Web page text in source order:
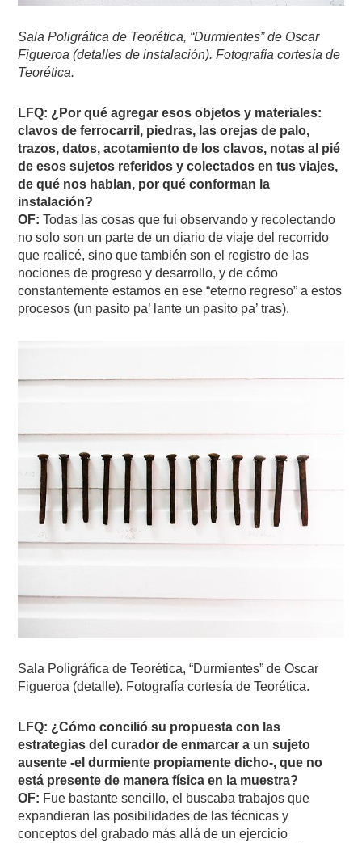
Sala Poligráfica de Teorética, “Durmientes” de Oscar
Figueroa (detalles de instalación). Fotografía cortesía de
Teorética.
LFQ: ¿Por qué agregar esos objetos y materiales:
clavos de ferrocarril, piedras, las orejas de palo,
trazos, datos, acotamiento de los clavos, notas al pié
de esos sujetos referidos y colectados en tus viajes,
de qué nos hablan, por qué conforman la
instalación?
OF:Todas las cosas que fui observando y recolectando
no solo son un parte de un diario de viaje del recorrido
que realicé, sino que también son el registro de las
nociones de progreso y desarrollo, y de cómo
constantemente estamos en ese “eterno regreso” a estos
procesos (un pasito pa’ lante un pasito pa’ tras).
Sala Poligráfica de Teorética, “Durmientes” de Oscar
Figueroa (detalle). Fotografía cortesía de Teorética.
LFQ: ¿Cómo concilió su propuesta con las
estrategias del curador de enmarcar a un sujeto
ausente -el durmiente propiamente dicho-, que no
está presente de manera física en la muestra?
OF: Fue bastante sencillo, el buscaba trabajos que
expandieran las posibilidades de las técnicas y
conceptos del grabado más allá de un ejercicio